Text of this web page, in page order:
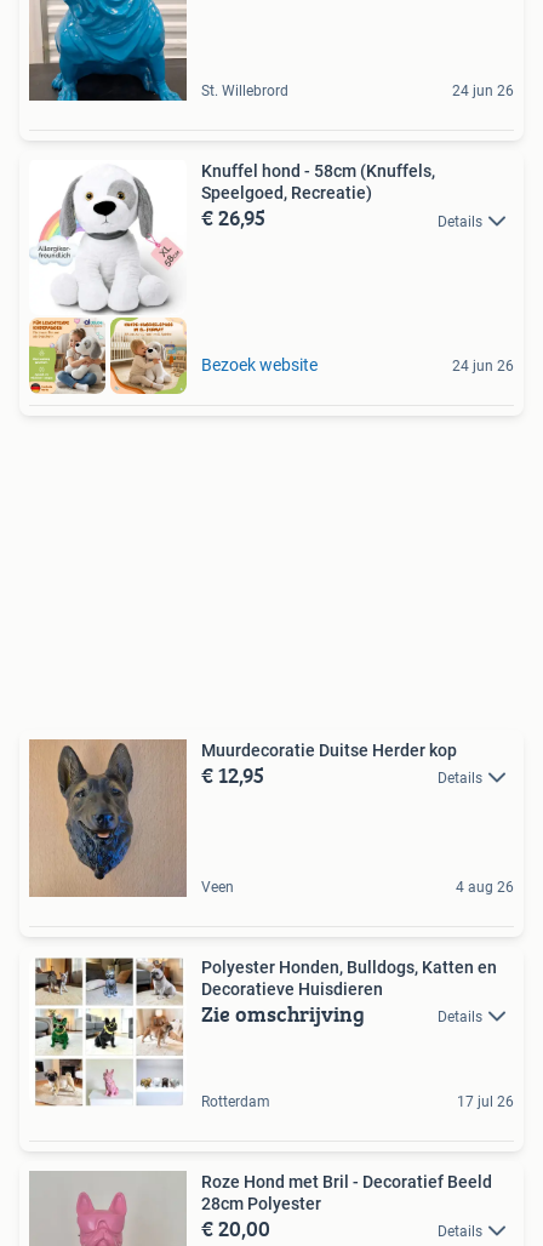
St. Willebrord 24 jun 26
Knuffel hond - 58cm (Knuffels,
Speelgoed, Recreatie)
€ 26,95 Details
Bezoek website 24 jun 26
Muurdecoratie Duitse Herder kop
€ 12,95 Details
Veen 4 aug 26
Polyester Honden, Bulldogs, Katten en
Decoratieve Huisdieren
Zie omschrijving Details
Rotterdam 17 jul 26
Roze Hond met Bril - Decoratief Beeld
28cm Polyester
€ 20,00 Details